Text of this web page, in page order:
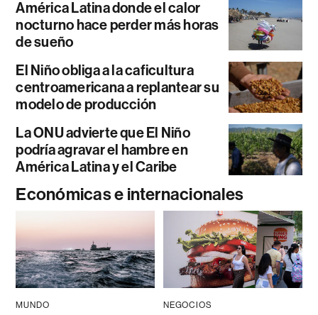
América Latina donde el calor
nocturno hace perder más horas
de sueño
El Niño obliga a la caficultura
centroamericana a replantear su
modelo de producción
La ONU advierte que El Niño
podría agravar el hambre en
América Latina y el Caribe
Económicas e internacionales
MUNDO NEGOCIOS